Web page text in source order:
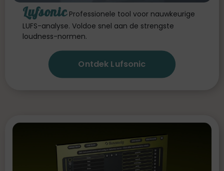
Lufsonic Professionele tool voor nauwkeurige
LUFS-analyse. Voldoe snel aan de strengste
loudness-normen.
Ontdek Lufsonic